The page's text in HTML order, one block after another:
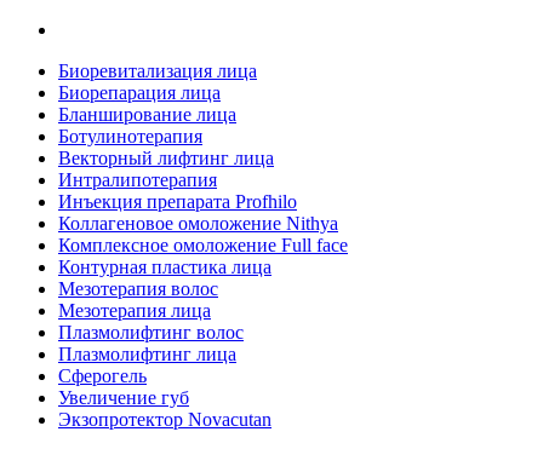
Биоревитализация лица
Биорепарация лица
Бланширование лица
Ботулинотерапия
Векторный лифтинг лица
Интралипотерапия
Инъекция препарата Profhilo
Коллагеновое омоложение Nithya
Комплексное омоложение Full face
Контурная пластика лица
Мезотерапия волос
Мезотерапия лица
Плазмолифтинг волос
Плазмолифтинг лица
Сферогель
Увеличение губ
Экзопротектор Novacutan